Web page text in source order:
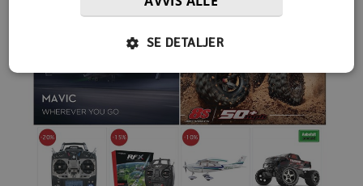
SE DETALJER